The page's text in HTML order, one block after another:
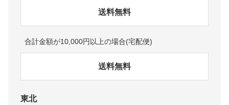
送料無料
合計金額が10,000円以上の場合(宅配便)
送料無料
東北